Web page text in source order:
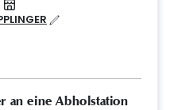
an eine Abholstation